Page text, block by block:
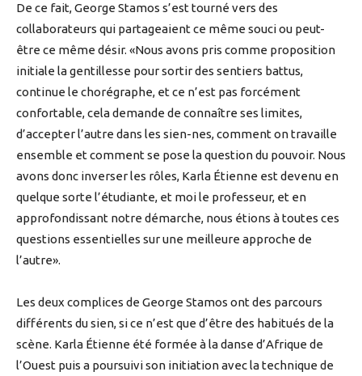
De ce fait, George Stamos s’est tourné vers des
collaborateurs qui partageaient ce même souci ou peut-
être ce même désir. «Nous avons pris comme proposition
initiale la gentillesse pour sortir des sentiers battus,
continue le chorégraphe, et ce n’est pas forcément
confortable, cela demande de connaître ses limites,
d’accepter l’autre dans les sien-nes, comment on travaille
ensemble et comment se pose la question du pouvoir. Nous
avons donc inverser les rôles, Karla Étienne est devenu en
quelque sorte l’étudiante, et moi le professeur, et en
approfondissant notre démarche, nous étions à toutes ces
questions essentielles sur une meilleure approche de
l’autre».
Les deux complices de George Stamos ont des parcours
différents du sien, si ce n’est que d’être des habitués de la
scène. Karla Étienne été formée à la danse d’Afrique de
l’Ouest puis a poursuivi son initiation avec la technique de